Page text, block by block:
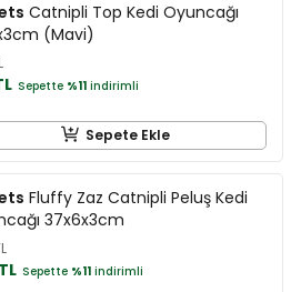
Catnipli Top Kedi Oyuncağı
(Mavi)
Sepette %11 indirimli
Sepete Ekle
Fluffy Zaz Catnipli Peluş Kedi
37x6x3cm
Sepette %11 indirimli